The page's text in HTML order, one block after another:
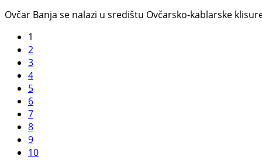
Ovčar Banja se nalazi u središtu Ovčarsko-kablarske
1
2
3
4
5
6
7
8
9
10